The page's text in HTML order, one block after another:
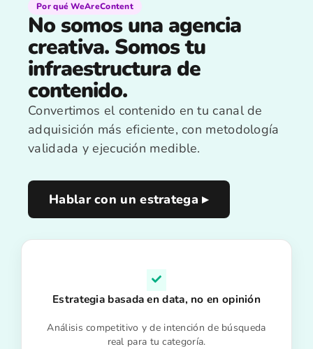
Por qué WeAreContent
No somos una agencia
creativa. Somos tu
infraestructura de
contenido.
Convertimos el contenido en tu canal de
adquisición más eficiente, con metodología
validada y ejecución medible.
Hablar con un estratega ▸
Estrategia basada en data, no en opinión
Análisis competitivo y de intención de búsqueda
real para tu categoría.